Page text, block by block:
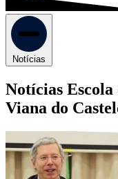
Notícias
Notícias
Viana do